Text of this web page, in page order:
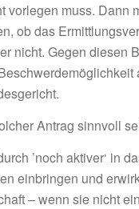
vorlegen muss. Dann
ob das
nicht. Gegen diesen
Antrag sinnvoll
’noch aktiver‘ in
einbringen und
– wenn sie nicht